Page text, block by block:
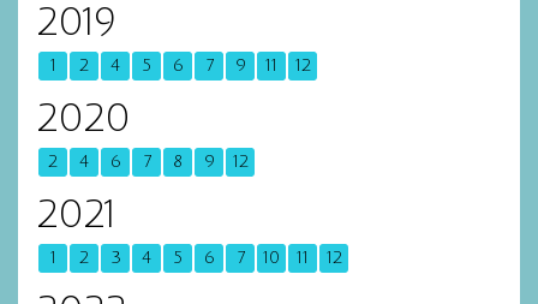
2019
1 2 4 5 6 7 9 11 12
2020
2 4 6 7 8 9 12
2021
1 2 3 4 5 6 7 10 11 12